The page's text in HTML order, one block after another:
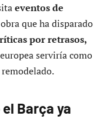
eventos de
que ha disparado
por retrasos,
serviría como
Barça ya